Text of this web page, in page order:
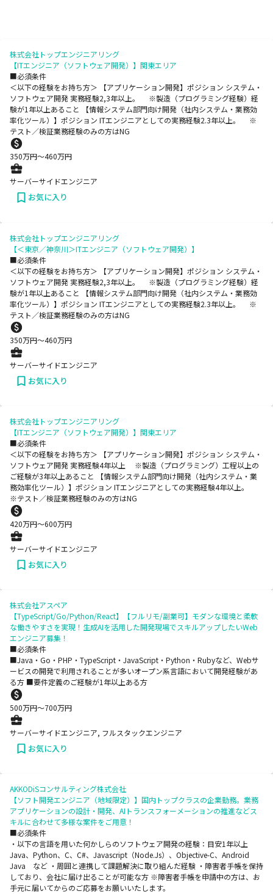
株式会社トップエンジニアリング
【ITエンジニア（ソフトウェア開発）】関東エリア
■必須条件
＜以下の経験をお持ち方＞ 【アプリケーション開発】ポジション システム・
ソフトウェア開発 実務経験2,3年以上。 ※製造（プログラミング経験）経
験が1年以上あること 【情報システム部門向け開発（社内システム・業務効
率化ツール）】ポジション ITエンジニアとしての実務経験2.3年以上。 ※
テスト／検証業務経験のみの方はNG
350万円〜460万円
サーバーサイドエンジニア
お気に入り
株式会社トップエンジニアリング
【＜東京／神奈川＞ITエンジニア（ソフトウェア開発）】
■必須条件
＜以下の経験をお持ち方＞ 【アプリケーション開発】ポジション システム・
ソフトウェア開発 実務経験2,3年以上。 ※製造（プログラミング経験）経
験が1年以上あること 【情報システム部門向け開発（社内システム・業務効
率化ツール）】ポジション ITエンジニアとしての実務経験2.3年以上。 ※
テスト／検証業務経験のみの方はNG
350万円〜460万円
サーバーサイドエンジニア
お気に入り
株式会社トップエンジニアリング
【ITエンジニア（ソフトウェア開発）】関東エリア
■必須条件
＜以下の経験をお持ち方＞ 【アプリケーション開発】ポジション システム・
ソフトウェア開発 実務経験4年以上 ※製造（プログラミング）工程以上の
ご経験が3年以上あること 【情報システム部門向け開発（社内システム・業
務効率化ツール）】ポジション ITエンジニアとしての実務経験4年以上。
※テスト／検証業務経験のみの方はNG
420万円〜600万円
サーバーサイドエンジニア
お気に入り
株式会社アスペア
【TypeScript/Go/Python/React】【フルリモ/副業可】モダンな環境と柔軟
な働きやすさを実現！生成AIを活用した開発現場でスキルアップしたいWeb
エンジニア募集！
■必須条件
■Java・Go・PHP・TypeScript・JavaScript・Python・Rubyなど、Webサ
ービスの開発で利用されることが多いオープン系言語において開発経験があ
る方 ■要件定義のご経験が1年以上ある方
500万円〜700万円
サーバーサイドエンジニア, フルスタックエンジニア
お気に入り
AKKODiSコンサルティング株式会社
【ソフト開発エンジニア（地域限定）】国内トップクラスの企業勤務。業務
アプリケーションの設計・開発、AIトランスフォーメーションの推進などス
キルに合わせて多様な案件をご用意！
■必須条件
・以下の言語を用いた何かしらのソフトウェア開発の経験：目安1年以上
Java、Python、C、C#、Javascript（Node.Js）、Objective-C、Android
Java など ・周囲と連携して課題解決に取り組んだ経験 ・障害者手帳を保持
しており、会社に届け出ることが可能な方 ※障害者手帳を申請中の方は、お
手元に届いてからのご応募をお願いいたします。